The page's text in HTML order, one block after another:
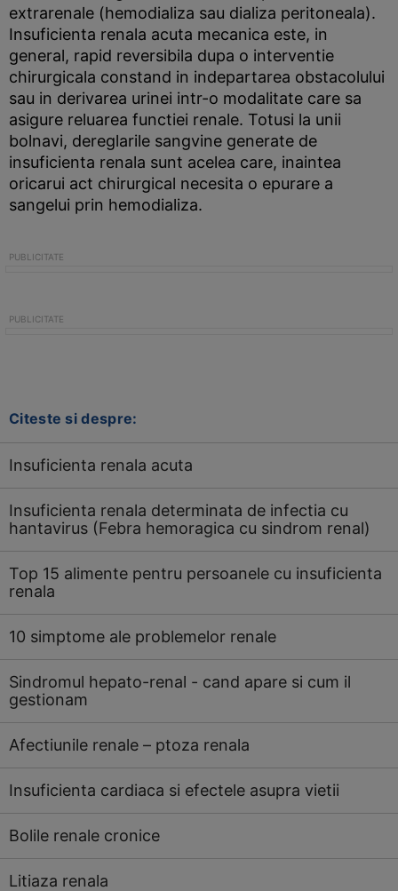
extrarenale (hemodializa sau dializa peritoneala).
Insuficienta renala acuta mecanica este, in
general, rapid reversibila dupa o interventie
chirurgicala constand in indepartarea obstacolului
sau in derivarea urinei intr-o modalitate care sa
asigure reluarea functiei renale. Totusi la unii
bolnavi, dereglarile sangvine generate de
insuficienta renala sunt acelea care, inaintea
oricarui act chirurgical necesita o epurare a
sangelui prin hemodializa.
Citeste si despre:
Insuficienta renala acuta
Insuficienta renala determinata de infectia cu
hantavirus (Febra hemoragica cu sindrom renal)
Top 15 alimente pentru persoanele cu insuficienta
renala
10 simptome ale problemelor renale
Sindromul hepato-renal - cand apare si cum il
gestionam
Afectiunile renale – ptoza renala
Insuficienta cardiaca si efectele asupra vietii
Bolile renale cronice
Litiaza renala